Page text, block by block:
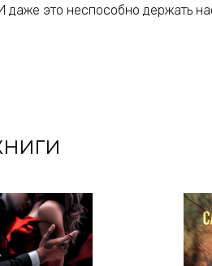
даже это неспособно держать